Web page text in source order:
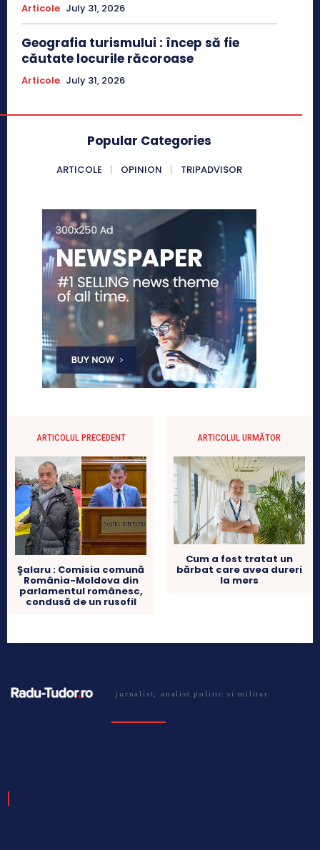
Articole July 31, 2026
Geografia turismului : încep să fie
căutate locurile răcoroase
Articole July 31, 2026
Popular Categories
ARTICOLE OPINION TRIPADVISOR
ARTICOLUL PRECEDENT
Şalaru : Comisia comună
România-Moldova din
parlamentul românesc,
condusă de un rusofil
ARTICOLUL URMĂTOR
Cum a fost tratat un
bărbat care avea dureri
la mers
jurnalist, analist politic si militar